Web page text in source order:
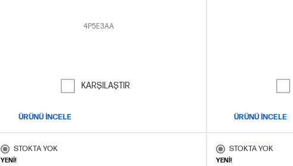
4P5E3AA
KARŞILAŞTIR
ÜRÜNÜ İNCELE ÜRÜNÜ İNCELE
STOKTA YOK
YENİ!
STOKTA YOK
YENİ!